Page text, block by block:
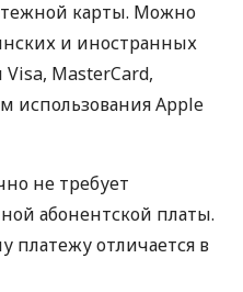
карты. Можно
и иностранных
MasterCard,
использования Apple
не требует
абонентской платы.
платежу отличается в